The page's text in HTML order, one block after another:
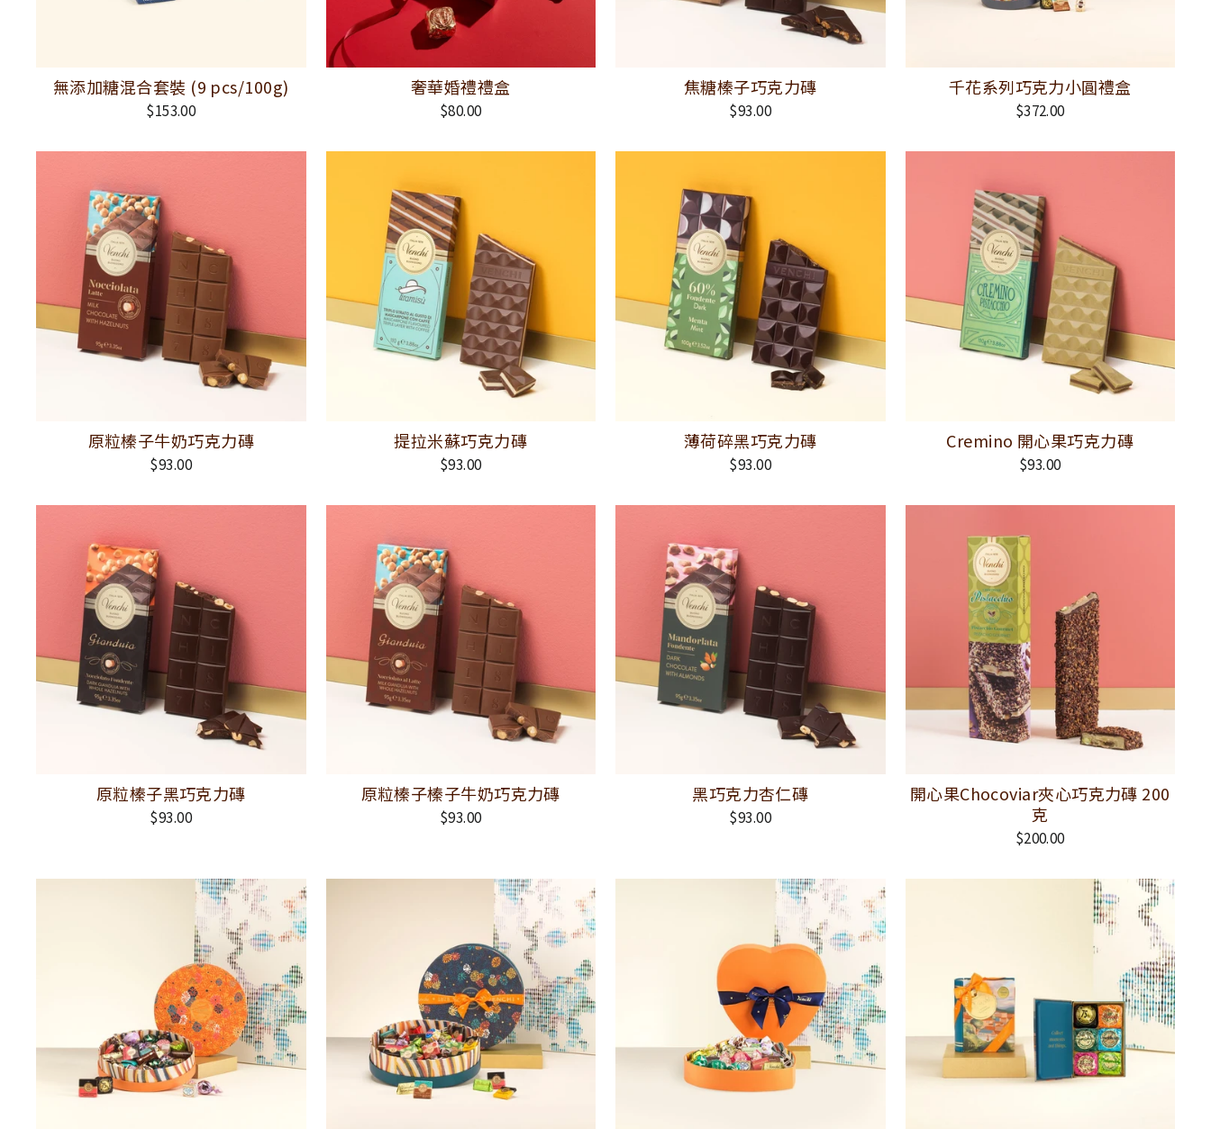
無添加糖混合套裝 (9 pcs/100g)
$153.00
奢華婚禮禮盒
$80.00
焦糖榛子巧克力磚
$93.00
千花系列巧克力小圓禮盒
$372.00
原粒榛子牛奶巧克力磚
$93.00
提拉米蘇巧克力磚
$93.00
薄荷碎黑巧克力磚
$93.00
Cremino 開心果巧克力磚
$93.00
原粒榛子黑巧克力磚
$93.00
原粒榛子榛子牛奶巧克力磚
$93.00
黑巧克力杏仁磚
$93.00
開心果Chocoviar夾心巧克力磚 200
克
$200.00